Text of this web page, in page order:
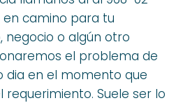
camino para tu
negocio o algún otro
el problema de
dia en el momento que
Suele ser lo